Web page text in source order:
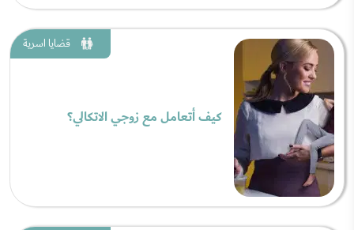
قضايا اسرية
كيف أتعامل مع زوجي الاتكالي؟